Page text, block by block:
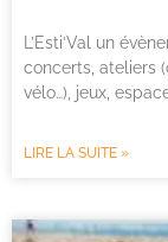
L’Esti’Val un
concerts, ateliers
vélo…), jeux,
LIRE LA SUITE »